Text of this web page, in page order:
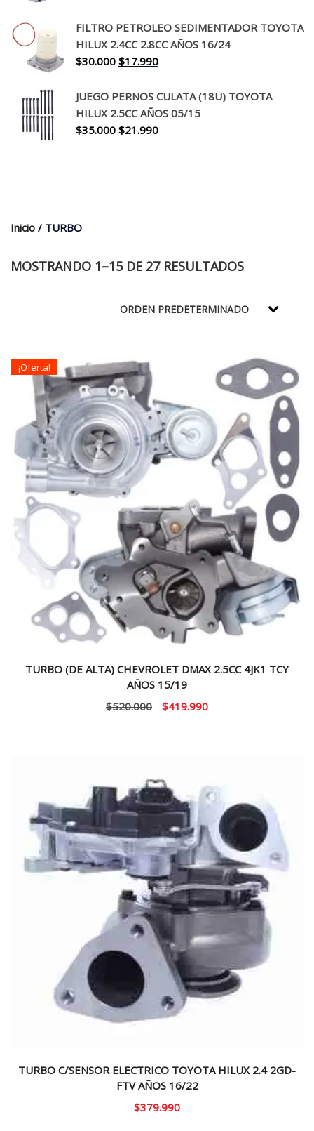
original
era:
$260.000.
actual
es:
FILTRO PETROLEO SEDIMENTADOR TOYOTA
HILUX 2.4CC 2.8CC AÑOS 16/24
$30.000 El
original
era:
$30.000.
$17.990El
actual
es:
$17.990.
JUEGO PERNOS CULATA (18U) TOYOTA
HILUX 2.5CC AÑOS 05/15
$35.000 El
$21.990El
Inicio / TURBO
MOSTRANDO 1–15 DE 27 RESULTADOS
¡Oferta!
TURBO (DE ALTA) CHEVROLET DMAX 2.5CC 4JK1 TCY
AÑOS 15/19
$520.000
El
$419.990El
TURBO C/SENSOR ELECTRICO TOYOTA HILUX 2.4 2GD-
FTV AÑOS 16/22
$379.990